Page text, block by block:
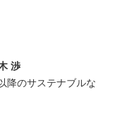
渉
降のサステナブルな